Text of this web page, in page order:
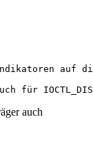
auf
für
auch